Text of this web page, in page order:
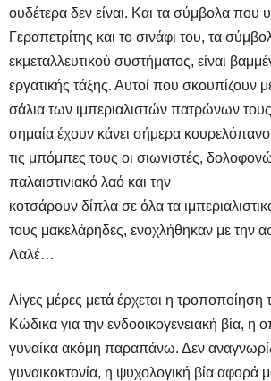
ουδέτερα δεν είναι. Και τα σύμβολα που
Γεραπετρίτης και το σινάφι του, τα
εκμεταλλευτικού συστήματος, είναι
εργατικής τάξης. Αυτοί που σκουπίζουν
σάλια των ιμπεριαλιστών πατρώνων
σημαία έχουν κάνει σήμερα κουρελόπανο
τις μπόμπες τους οι σιωνιστές,
παλαιστινιακό λαό και την
κοτσάρουν δίπλα σε όλα τα
τους μακελάρηδες, ενοχλήθηκαν με την
Λαλέ…
Λίγες μέρες μετά έρχεται η τροποποίηση
Κώδικα για την ενδοοικογενειακή βία, η
γυναίκα ακόμη παραπάνω. Δεν
γυναικοκτονία, η ψυχολογική βία αφορά